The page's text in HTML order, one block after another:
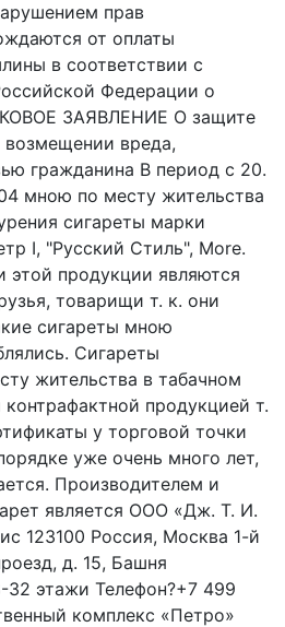
прав
от оплаты
в соответствии с
Федерации о
ЗАЯВЛЕНИЕ О защите
возмещении вреда,
гражданина В период с 20.
мною по месту жительства
сигареты марки
I, "Русский Стиль", More.
этой продукции являются
товарищи т. к. они
сигареты мною
Сигареты
жительства в табачном
продукцией т.
у торговой точки
уже очень много лет,
Производителем и
является ООО «Дж. Т. И.
123100 Россия, Москва 1-й
д. 15, Башня
этажи Телефон?+7 499
комплекс «Петро»